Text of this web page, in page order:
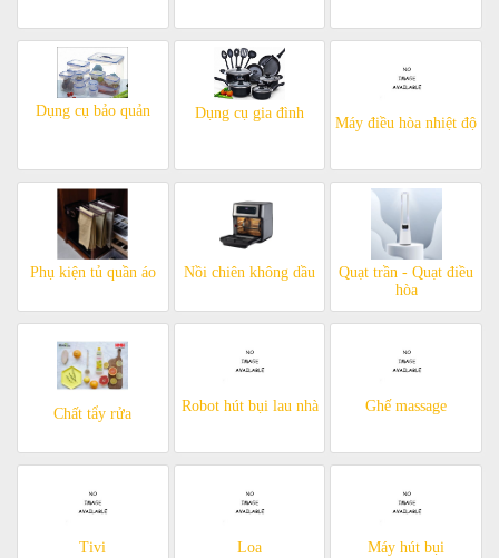
Dụng cụ bảo quản Dụng cụ gia đình
Máy điều hòa nhiệt độ
Phụ kiện tủ quần áo Nồi chiên không dầu
Quạt trần - Quạt điều
hòa
Chất tẩy rửa Robot hút bụi lau nhà Ghế massage
Tivi Loa Máy hút bụi